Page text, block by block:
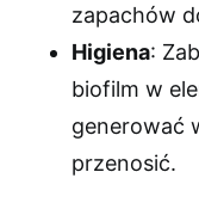
zapachów
Higiena:
biofilm w
generować
przenosić.